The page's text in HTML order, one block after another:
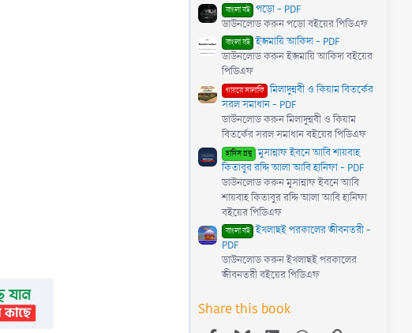
বাংলা বই পড়ো - PDF
ডাউনলোড করুন পড়ো বইয়ের পিডিএফ
বাংলা বই ইজমায়ি আকিদা - PDF
ডাউনলোড করুন ইজমায়ি আকিদা বইয়ের
পিডিএফ
গায়রে সালাফি মিলাদুন্নবী ও কিয়াম বিতর্কের
সরল সমাধান - PDF
ডাউনলোড করুন মিলাদুন্নবী ও কিয়াম
বিতর্কের সরল সমাধান বইয়ের পিডিএফ
হাদিস গ্রন্থ মুসান্নাফ ইবনে আবি শায়বাহ
কিতাবুর রদ্দি আলা আবি হানিফা - PDF
ডাউনলোড করুন মুসান্নাফ ইবনে আবি
শায়বাহ কিতাবুর রদ্দি আলা আবি হানিফা
বইয়ের পিডিএফ
বাংলা বই ইখলাছই পরকালের জীবনতরী -
PDF
ডাউনলোড করুন ইখলাছই পরকালের
জীবনতরী বইয়ের পিডিএফ
Share this book